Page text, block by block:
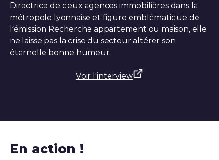
Directrice de deux agences immobilières dans la
métropole lyonnaise et figure emblématique de
l’émission Recherche appartement ou maison, elle
ne laisse pas la crise du secteur altérer son
éternelle bonne humeur.
Voir l'interview
En action !